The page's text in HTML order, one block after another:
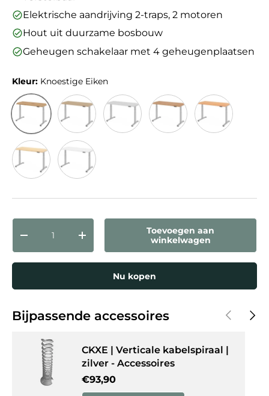
Elektrische aandrijving 2-traps, 2 motoren
Hout uit duurzame bosbouw
Geheugen schakelaar met 4 geheugenplaatsen
Kleur: Knoestige Eiken
Knoestige Eiken
Eiken
Aantal
Verlaag de hoeveelheidVerhoog de hoeveelheid
Toevoegen aan
winkelwagen
Nu kopen
Bijpassende accessoires Vorige
CKXE | Verticale kabelspiraal |
zilver - Accessoires
Reguliere prijs
€93,90